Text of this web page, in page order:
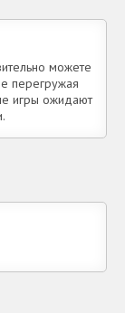
можете
перегружая
игры ожидают